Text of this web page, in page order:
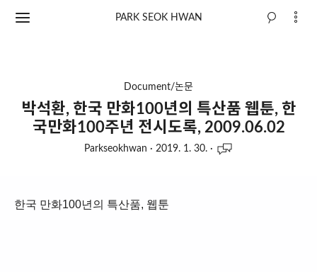
PARK SEOK HWAN
Document/논문
박석환, 한국 만화100년의 특산품 웹툰, 한
국만화100주년 전시도록, 2009.06.02
Parkseokhwan · 2019. 1. 30. ·
한국 만화100년의 특산품, 웹툰